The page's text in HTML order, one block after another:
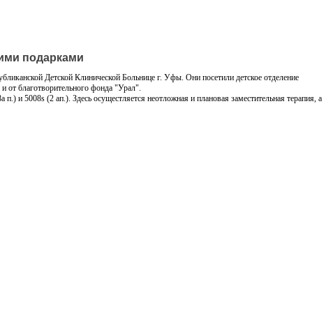
подарками
Детской Клинической Больнице г. Уфы. Они посетили детское отделение
от благотворительного фонда "Урал".
и 5008s (2 ап.). Здесь осущестляется неотложная и плановая заместительная терапия, а